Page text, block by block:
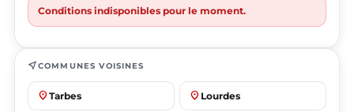
Conditions indisponibles pour le moment.
near_meCOMMUNES VOISINES
place Tarbes place Lourdes